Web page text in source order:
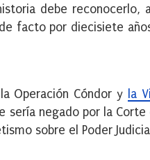
debe reconocerlo,
facto por diecisiete
Operación Cóndor y la
sería negado por la Corte
sobre el Poder